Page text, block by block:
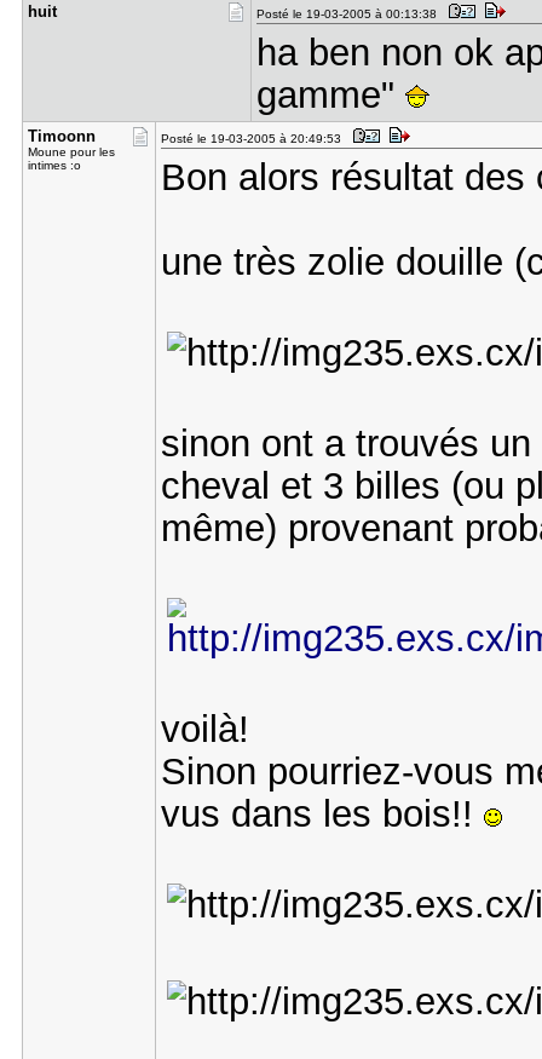
huit Posté le 19-03-2005 à 00:13:38
ha ben non ok
gamme"
Timoonn
Moune pour les
intimes :o
Posté le 19-03-2005 à 20:49:53
Bon alors résultat des
une très zolie douille
sinon ont a trouvés
cheval et 3 billes (ou
même) provenant
voilà!
Sinon pourriez-vous
vus dans les bois!!